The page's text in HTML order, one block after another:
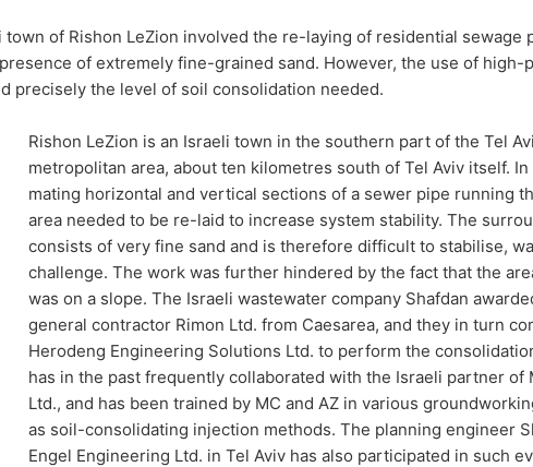
in
LeZion involved the re-
that was unstable due to
sand. However, the use of
ensured precisely the level
of Rishon LeZion involved the re-laying of residential sewage
of extremely fine-grained sand. However, the use of high-
precisely the level of soil consolidation needed.
Rishon LeZion is an Israeli town in the southern part of the Tel
metropolitan area, about ten kilometres south of Tel Aviv itself. In
mating horizontal and vertical sections of a sewer pipe running
area needed to be re-laid to increase system stability. The
consists of very fine sand and is therefore difficult to stabilise,
challenge. The work was further hindered by the fact that the
was on a slope. The Israeli wastewater company Shafdan
general contractor Rimon Ltd. from Caesarea, and they in turn
Herodeng Engineering Solutions Ltd. to perform the
has in the past frequently collaborated with the Israeli partner of
Ltd., and has been trained by MC and AZ in various
as soil-consolidating injection methods. The planning engineer
Engel Engineering Ltd. in Tel Aviv has also participated in such